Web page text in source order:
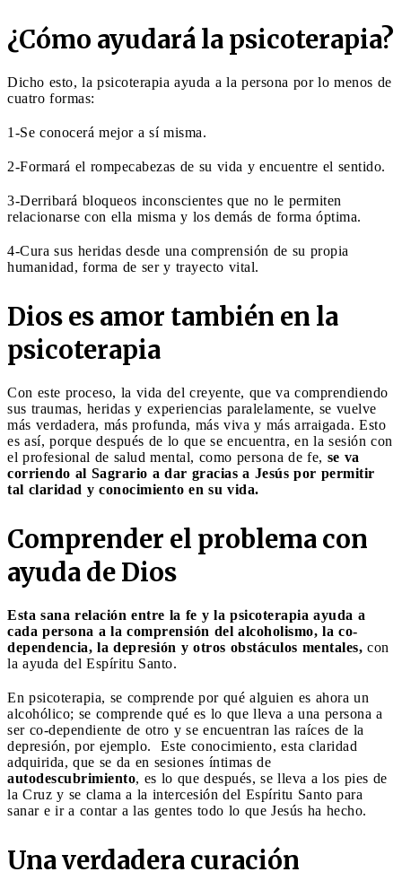
¿Cómo ayudará la psicoterapia?
Dicho esto, la psicoterapia ayuda a la persona por lo menos de
cuatro formas:
1-Se conocerá mejor a sí misma.
2-Formará el rompecabezas de su vida y encuentre el sentido.
3-Derribará bloqueos inconscientes que no le permiten
relacionarse con ella misma y los demás de forma óptima.
4-Cura sus heridas desde una comprensión de su propia
humanidad, forma de ser y trayecto vital.
Dios es amor también en la
psicoterapia
Con este proceso, la vida del creyente, que va comprendiendo
sus traumas, heridas y experiencias paralelamente, se vuelve
más verdadera, más profunda, más viva y más arraigada. Esto
es así, porque después de lo que se encuentra, en la sesión con
el profesional de salud mental, como persona de fe, se va
corriendo al Sagrario a dar gracias a Jesús por permitir
tal claridad y conocimiento en su vida.
Comprender el problema con
ayuda de Dios
Esta sana relación entre la fe y la psicoterapia ayuda a
cada persona a la comprensión del alcoholismo, la co-
dependencia, la depresión y otros obstáculos mentales, con
la ayuda del Espíritu Santo.
En psicoterapia, se comprende por qué alguien es ahora un
alcohólico; se comprende qué es lo que lleva a una persona a
ser co-dependiente de otro y se encuentran las raíces de la
depresión, por ejemplo. Este conocimiento, esta claridad
adquirida, que se da en sesiones íntimas de
autodescubrimiento, es lo que después, se lleva a los pies de
la Cruz y se clama a la intercesión del Espíritu Santo para
sanar e ir a contar a las gentes todo lo que Jesús ha hecho.
Una verdadera curación